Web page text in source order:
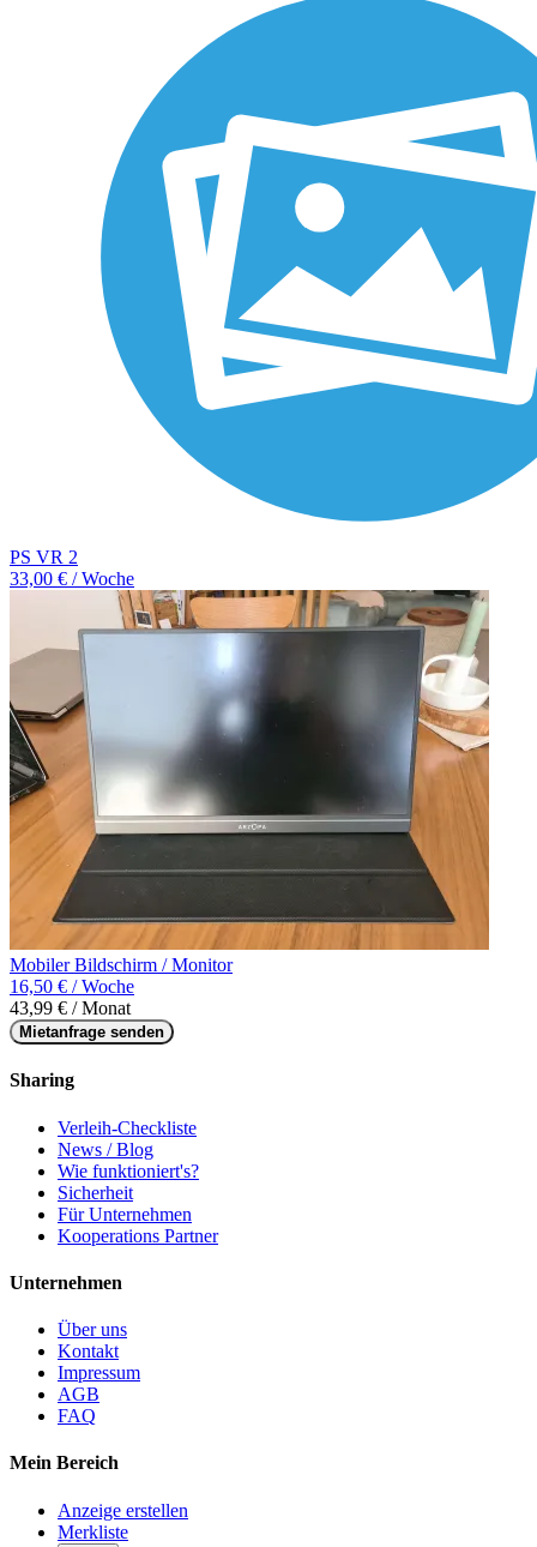
PS VR 2
33,00 € / Woche
Mobiler Bildschirm / Monitor
16,50 € / Woche
43,99 € / Monat
Mietanfrage senden
Sharing
Verleih-Checkliste
News / Blog
Wie funktioniert's?
Sicherheit
Für Unternehmen
Kooperations Partner
Unternehmen
Über uns
Kontakt
Impressum
AGB
FAQ
Mein Bereich
Anzeige erstellen
Merkliste